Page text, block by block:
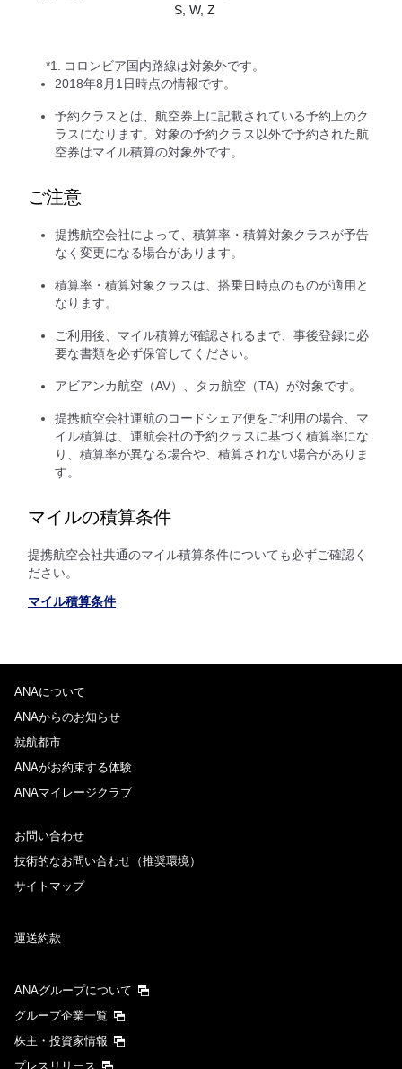
S, W, Z
*1.
コロンビア国内路線は対象外です。
2018年8月1日時点の情報です。
予約クラスとは、航空券上に記載されている予約上のク
ラスになります。対象の予約クラス以外で予約された航
空券はマイル積算の対象外です。
ご注意
提携航空会社によって、積算率・積算対象クラスが予告
なく変更になる場合があります。
積算率・積算対象クラスは、搭乗日時点のものが適用と
なります。
ご利用後、マイル積算が確認されるまで、事後登録に必
要な書類を必ず保管してください。
アビアンカ航空（AV）、タカ航空（TA）が対象です。
提携航空会社運航のコードシェア便をご利用の場合、マ
イル積算は、運航会社の予約クラスに基づく積算率にな
り、積算率が異なる場合や、積算されない場合がありま
す。
マイルの積算条件
提携航空会社共通のマイル積算条件についても必ずご確認く
ださい。
マイル積算条件
ANAについて
ANAからのお知らせ
就航都市
ANAがお約束する体験
ANAマイレージクラブ
お問い合わせ
技術的なお問い合わせ（推奨環境）
サイトマップ
運送約款
ANAグループについて
グループ企業一覧
株主・投資家情報
プレスリリース